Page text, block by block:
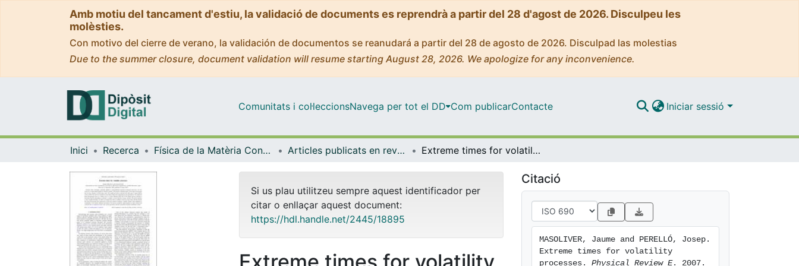
Amb motiu del tancament d'estiu, la validació de documents es reprendrà a partir del 28 d'agost de 2026. Disculpeu les
molèsties.
Con motivo del cierre de verano, la validación de documentos se reanudará a partir del 28 de agosto de 2026. Disculpad las molestias
Due to the summer closure, document validation will resume starting August 28, 2026. We apologize for any inconvenience.
Comunitats i col·leccionsNavega per tot el DD Com publicarContacte Iniciar sessió
Inici Recerca Física de la Matèria Condensada Articles publicats en revistes (Física de la Matèria Condensada) Extreme times for volatility processes
Si us plau utilitzeu sempre aquest identificador per
citar o enllaçar aquest document:
https://hdl.handle.net/2445/18895
Citació
MASOLIVER, Jaume and PERELLÓ, Josep.
Extreme times for volatility
processes. Physical Review E. 2007.